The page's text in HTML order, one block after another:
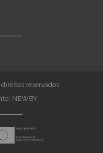
direitos reservados
NEWBY